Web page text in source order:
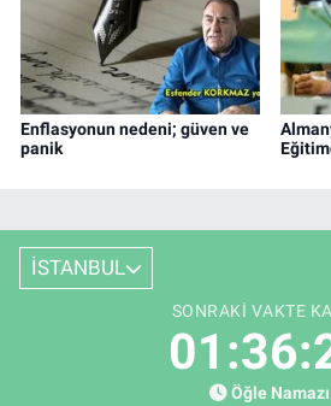
Enflasyonun nedeni; güven ve
panik
İSTANBUL
SONRAKI VAKTE
Öğle Namazı